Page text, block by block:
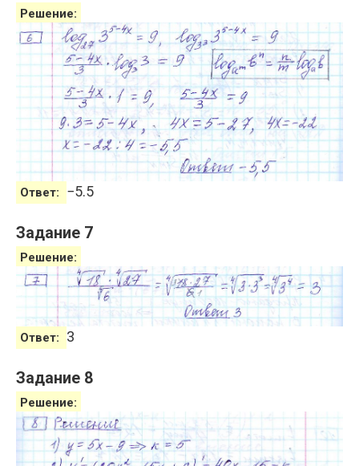
Решение:
Ответ: −5.5
Задание 7
Решение:
Ответ: 3
Задание 8
Решение: